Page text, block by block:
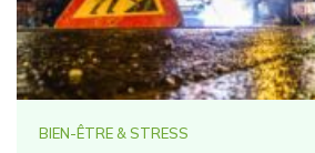
BIEN-ÊTRE & STRESS